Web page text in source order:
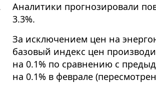
Аналитики прогнозировали
3.3%.
За исключением цен на
базовый индекс цен
на 0.1% по сравнению с
на 0.1% в феврале